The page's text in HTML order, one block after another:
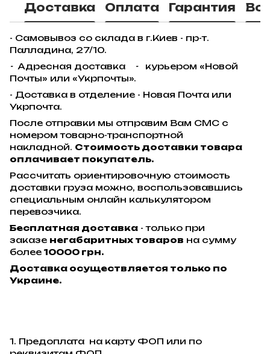
Доставка Оплата Гарантия
- Самовывоз со склада в г.Киев - пр-т.
Палладина, 27/10.
- Адресная доставка -курьером «Новой
Почты» или «Укрпочты».
- Доставка в отделение - Новая Почта или
Укрпочта.
После отправки мы отправим Вам СМС с
номером товарно-транспортной
накладной. Стоимость доставки товара
оплачивает покупатель.
Рассчитать ориентировочную стоимость
доставки груза можно, воспользовавшись
специальным онлайн калькулятором
перевозчика.
Бесплатная доставка - только при
заказе негабаритных товаров на сумму
более 10000 грн.
Доставка осуществляется только по
Украине.
1. Предоплата на карту ФОП или по